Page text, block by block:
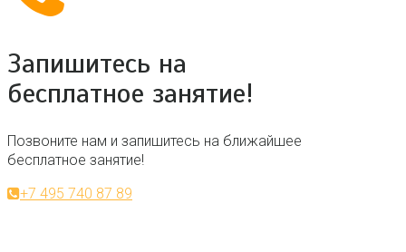
Запишитесь на
бесплатное занятие!
Позвоните нам и запишитесь на ближайшее
бесплатное занятие!
+7 495 740 87 89